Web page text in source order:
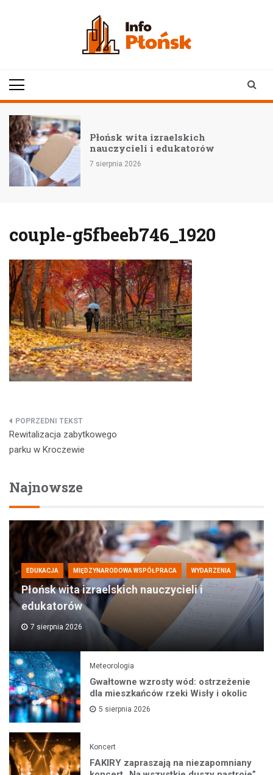
Płońsk wita izraelskich
nauczycieli i edukatorów
7 sierpnia 2026
couple-g5fbeeb746_1920
Nawigacja
wpisu
Rewitalizacja zabytkowego
parku w Kroczewie
Najnowsze
EDUKACJA MIĘDZYNARODOWA WSPÓŁPRACA WYDARZENIA
Płońsk wita izraelskich nauczycieli i
edukatorów
7 sierpnia 2026
Meteorologia
Gwałtowne wzrosty wód: ostrzeżenie
dla mieszkańców rzeki Wisły i okolic
5 sierpnia 2026
Koncert
FAKIRY zapraszają na niezapomniany